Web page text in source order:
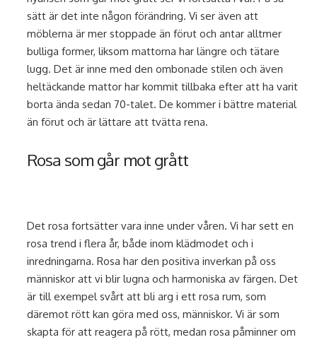
sätt är det inte någon förändring. Vi ser även att
möblerna är mer stoppade än förut och antar alltmer
bulliga former, liksom mattorna har längre och tätare
lugg. Det är inne med den ombonade stilen och även
heltäckande mattor har kommit tillbaka efter att ha varit
borta ända sedan 70-talet. De kommer i bättre material
än förut och är lättare att tvätta rena.
Rosa som går mot grått
Det rosa fortsätter vara inne under våren. Vi har sett en
rosa trend i flera år, både inom klädmodet och i
inredningarna. Rosa har den positiva inverkan på oss
människor att vi blir lugna och harmoniska av färgen. Det
är till exempel svårt att bli arg i ett rosa rum, som
däremot rött kan göra med oss, människor. Vi är som
skapta för att reagera på rött, medan rosa påminner om